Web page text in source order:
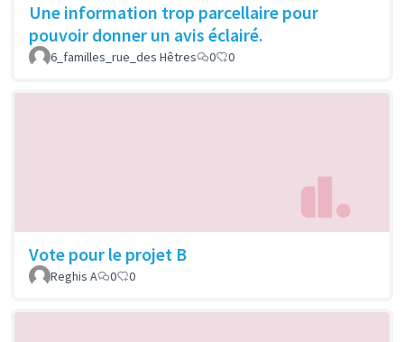
Une information trop parcellaire pour
pouvoir donner un avis éclairé.
6_familles_rue_des Hêtres 0 0
Vote pour le projet B
Reghis A 0 0